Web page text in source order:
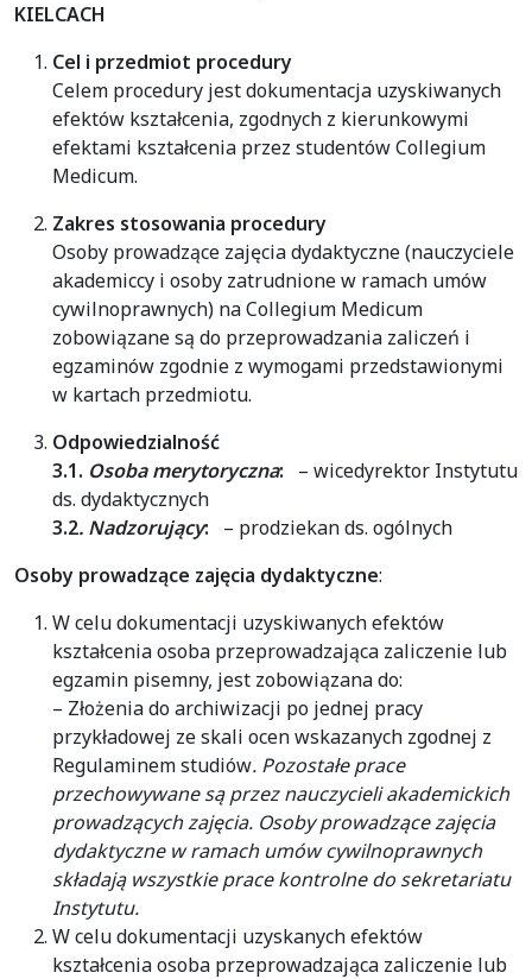
KIELCACH
Cel i przedmiot procedury
Celem procedury jest dokumentacja uzyskiwanych
efektów kształcenia, zgodnych z kierunkowymi
efektami kształcenia przez studentów Collegium
Medicum.
Zakres stosowania procedury
Osoby prowadzące zajęcia dydaktyczne (nauczyciele
akademiccy i osoby zatrudnione w ramach umów
cywilnoprawnych) na Collegium Medicum
zobowiązane są do przeprowadzania zaliczeń i
egzaminów zgodnie z wymogami przedstawionymi
w kartach przedmiotu.
Odpowiedzialność
3.1. Osoba merytoryczna: – wicedyrektor Instytutu
ds. dydaktycznych
3.2. Nadzorujący: – prodziekan ds. ogólnych
Osoby prowadzące zajęcia dydaktyczne:
W celu dokumentacji uzyskiwanych efektów
kształcenia osoba przeprowadzająca zaliczenie lub
egzamin pisemny, jest zobowiązana do:
– Złożenia do archiwizacji po jednej pracy
przykładowej ze skali ocen wskazanych zgodnej z
Regulaminem studiów. Pozostałe prace
przechowywane są przez nauczycieli akademickich
prowadzących zajęcia. Osoby prowadzące zajęcia
dydaktyczne w ramach umów cywilnoprawnych
składają wszystkie prace kontrolne do sekretariatu
Instytutu.
W celu dokumentacji uzyskanych efektów
kształcenia osoba przeprowadzająca zaliczenie lub